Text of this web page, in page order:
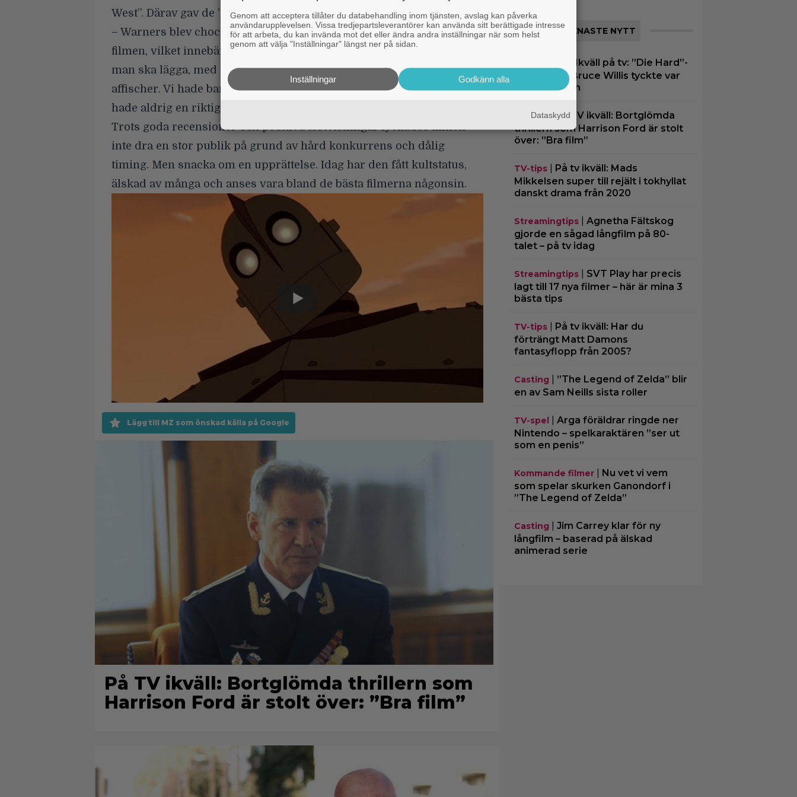
West”. Därav gav de ”Järnjätten” minimal publicitet.
– Warners blev chockade av testvisningen. De var inte redo för
filmen, vilket innebär att de inte hade lagt allt det grundarbete som
man ska lägga, med snabbmatsrestauranger, flingor, teasers,
affischer. Vi hade bara en affisch och det var en teaser-affisch. Vi
hade aldrig en riktig affisch, berättar regissören Brad Bird till
Trots goda recensioner och positiva testvisningar lyckades filmen
inte dra en stor publik på grund av hård konkurrens och dålig
timing. Men snacka om en upprättelse. Idag har den fått kultstatus,
älskad av många och anses vara bland de bästa filmerna någonsin.
Lägg till MZ som önskad källa på Google
På TV ikväll: Bortglömda thrillern som
Harrison Ford är stolt över: ”Bra film”
SENASTE NYTT
Ikväll på tv: ”Die Hard”-
filmen som Bruce Willis tyckte var
bättre än 1:an
TV-tips|På TV ikväll: Bortglömda
thrillern som Harrison Ford är stolt
över: ”Bra film”
TV-tips| På tv ikväll: Mads
Mikkelsen super till rejält i tokhyllat
danskt drama från 2020
Streamingtips| Agnetha Fältskog
gjorde en sågad långfilm på 80-
talet – på tv idag
Streamingtips| SVT Play har precis
lagt till 17 nya filmer – här är mina 3
bästa tips
TV-tips| På tv ikväll: Har du
förträngt Matt Damons
fantasyflopp från 2005?
Casting
”The Legend of Zelda” blir
en av Sam Neills sista roller
TV-spel
Arga föräldrar ringde ner
Nintendo – spelkaraktären ”ser ut
som en penis”
Kommande filmer| Nu vet vi vem
som spelar skurken Ganondorf i
”The Legend of Zelda”
Casting
Jim Carrey klar för ny
långfilm – baserad på älskad
animerad serie
Genom att acceptera tillåter du databehandling inom tjänsten, avslag kan påverka
användarupplevelsen. Vissa tredjepartsleverantörer kan använda sitt berättigade intresse
för att arbeta, du kan invända mot det eller ändra andra inställningar när som helst
genom att välja "Inställningar" längst ner på sidan.
Godkänn alla
Inställningar
Dataskydd